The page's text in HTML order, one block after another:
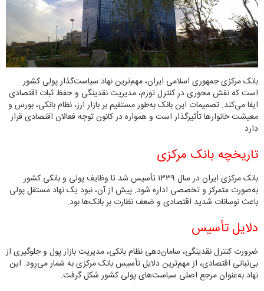
بانک مرکزی جمهوری اسلامی ایران، مهم‌ترین نهاد سیاست‌گذار پولی کشور
است که نقش محوری در کنترل تورم، مدیریت نقدینگی و حفظ ثبات اقتصادی
ایفا می‌کند. تصمیمات این بانک به‌طور مستقیم بر بازار ارز، نظام بانکی، بورس و
معیشت خانوارها تأثیرگذار است و همواره در کانون توجه فعالان اقتصادی قرار
دارد.
تاریخچه بانک مرکزی
بانک مرکزی ایران در سال ۱۳۳۹ تأسیس شد تا وظایف پولی و بانکی کشور
به‌صورت متمرکز و تخصصی اداره شود. پیش از آن، نبود یک نهاد مستقل پولی
باعث نوسانات شدید اقتصادی و ضعف نظارت بر بانک‌ها بود.
دلایل تأسیس
ضرورت کنترل نقدینگی، سامان‌دهی نظام بانکی، مدیریت بازار پول و جلوگیری از
بی‌ثباتی اقتصادی، از مهم‌ترین دلایل تأسیس بانک مرکزی به شمار می‌رود. این
نهاد به‌عنوان مرجع اصلی سیاست‌های پولی کشور شکل گرفت.